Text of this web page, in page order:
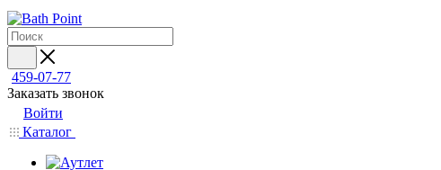
459-07-77
Заказать звонок
Войти
Каталог